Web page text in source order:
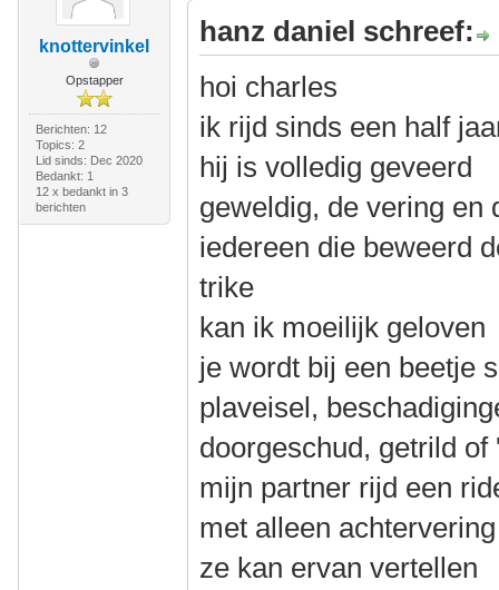
knottervinkel
Opstapper
Berichten: 12
Topics: 2
Lid sinds: Dec 2020
Bedankt: 1
12 x bedankt in 3
berichten
hanz daniel schreef:
hoi charles
ik rijd sinds een half
hij is volledig geveerd
geweldig, de vering en
iedereen die beweerd
trike
kan ik moeilijk geloven
je wordt bij een beetje
plaveisel,
doorgeschud, getrild
mijn partner rijd een
met alleen achtervering
ze kan ervan vertellen